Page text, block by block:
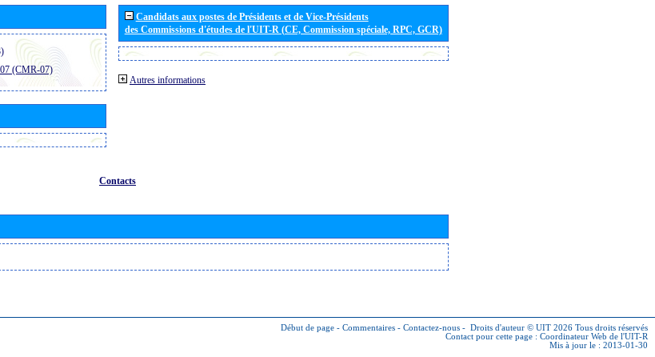
(CMR-07)
Candidats aux postes de Présidents et de Vice-Présidents
des Commissions d'études de l'UIT-R (CE, Commission spéciale, RPC, GCR)
Autres informations
Contacts
Début de page - Commentaires - Contactez-nous - Droits d'auteur © UIT 2026 Tous droits réservés
Contact pour cette page : Coordinateur Web de l'UIT-R
Mis à jour le : 2013-01-30